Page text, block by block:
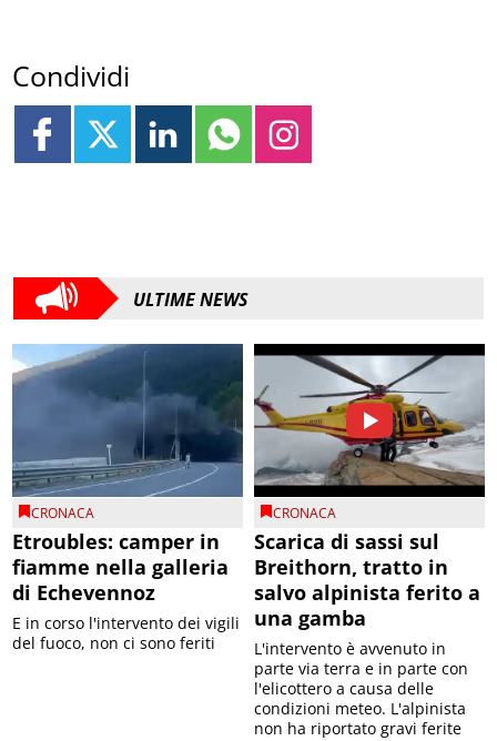
Condividi
ULTIME NEWS
CRONACA
Etroubles: camper in
fiamme nella galleria
di Echevennoz
E in corso l'intervento dei vigili
del fuoco, non ci sono feriti
CRONACA
Scarica di sassi sul
Breithorn, tratto in
salvo alpinista ferito a
una gamba
L'intervento è avvenuto in
parte via terra e in parte con
l'elicottero a causa delle
condizioni meteo. L'alpinista
non ha riportato gravi ferite